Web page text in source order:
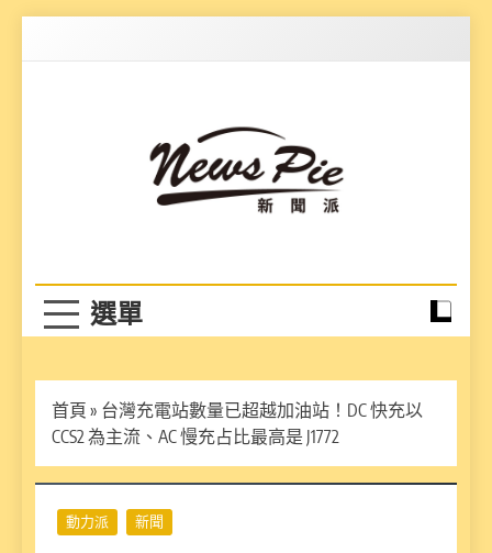
首頁 » 台灣充電站數量已超越加油站！DC 快充以
CCS2 為主流、AC 慢充占比最高是 J1772
動力派 新聞